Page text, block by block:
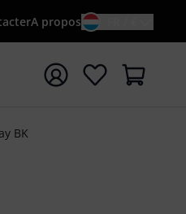
A propos
de recherche
BK